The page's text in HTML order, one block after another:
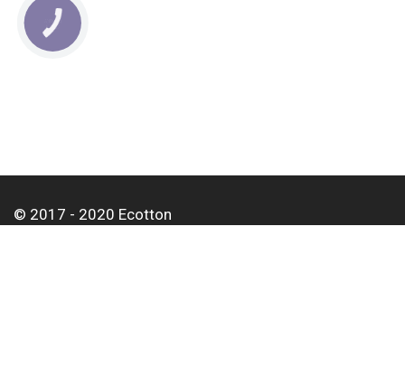
© 2017 - 2020 Ecotton
КНОПКА
СВЯЗИ